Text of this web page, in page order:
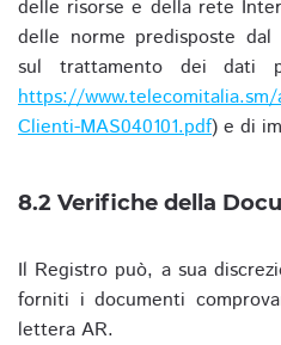
delle risorse e della rete
delle norme predisposte
sul trattamento dei dati
https://
Clienti-MAS040101.pdf) e di
8.2 Verifiche della
Il Registro può, a sua
forniti i documenti
lettera AR.